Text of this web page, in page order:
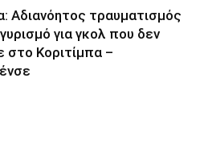
Αδιανόητος τραυματισμός
για γκολ που δεν
στο Κοριτίμπα –